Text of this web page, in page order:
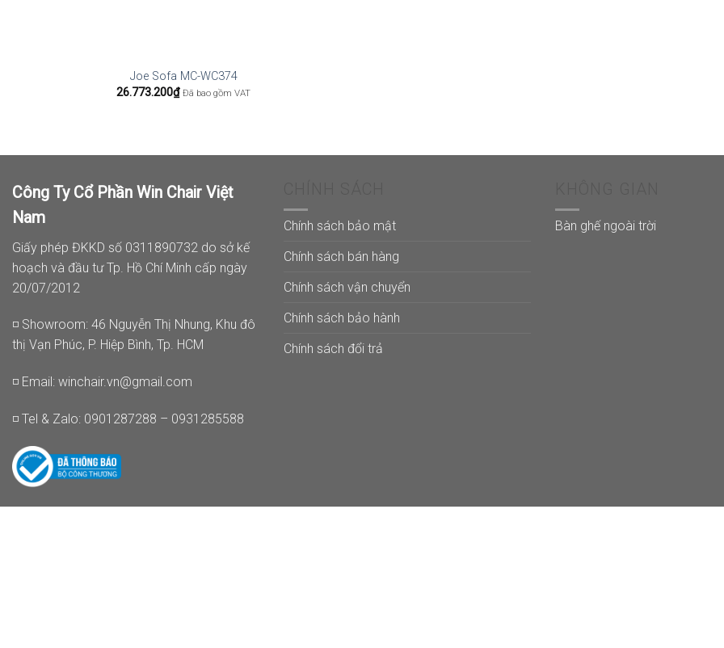
Joe Sofa MC-WC374
26.773.200₫ Đã bao gồm VAT
Công Ty Cổ Phần Win Chair Việt
Nam
Giấy phép ĐKKD số 0311890732 do sở kế
hoạch và đầu tư Tp. Hồ Chí Minh cấp ngày
20/07/2012
◽ Showroom: 46 Nguyễn Thị Nhung, Khu đô
thị Vạn Phúc, P. Hiệp Bình, Tp. HCM
◽ Email: winchair.vn@gmail.com
◽ Tel & Zalo: 0901287288 – 0931285588
Chính sách bảo mật
Chính sách bán hàng
Chính sách vận chuyển
Chính sách bảo hành
Chính sách đổi trả
Bàn ghế ngoài trời